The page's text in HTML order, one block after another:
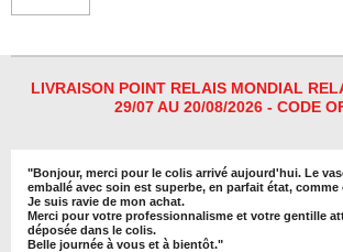
LIVRAISON POINT RELAIS MONDIAL
29/07 AU 20/08/2026 - CODE
"Bonjour, merci pour le colis arrivé aujourd'hui. Le
emballé avec soin est superbe, en parfait état,
Je suis ravie de mon achat.
Merci pour votre professionnalisme et votre gentille
déposée dans le colis.
Belle journée à vous et à bientôt."